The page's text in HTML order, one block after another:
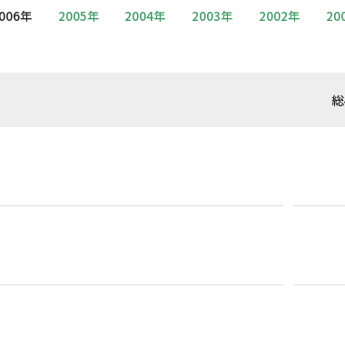
年 2005年 2004年 2003年 2002年